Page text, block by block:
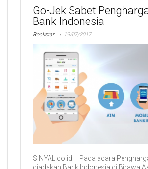
Go-Jek Sabet
Bank Indonesia
Rockstar 19/07/2017
SINYAL.co.id – Pada acara
diadakan Bank Indonesia di Birawa